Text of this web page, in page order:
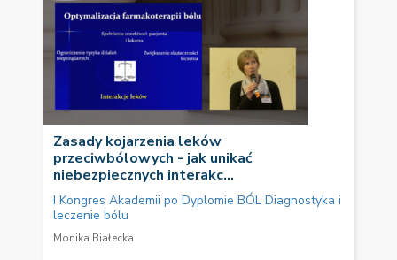
Zasady kojarzenia leków
przeciwbólowych - jak unikać
niebezpiecznych interakc...
I Kongres Akademii po Dyplomie BÓL Diagnostyka i
leczenie bólu
Monika Białecka